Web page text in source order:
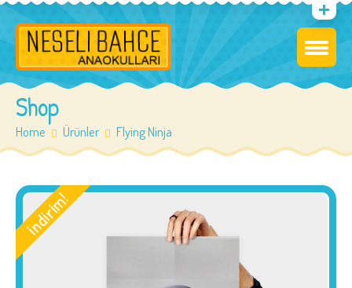
Shop
Home Ürünler Flying Ninja
i̇ndirim!